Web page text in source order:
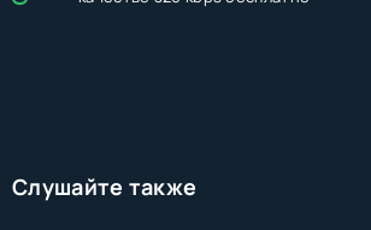
Слушайте также